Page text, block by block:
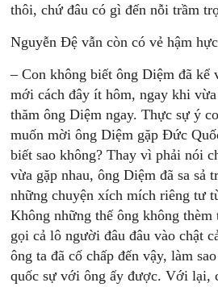
thôi, chứ đâu có gì đến nỗi trầm
Nguyễn Đệ vẫn còn có vẻ hậm
– Con không biết ông Diệm đã kể
mới cách đây ít hôm, ngay khi
thăm ông Diệm ngay. Thực sự ý
muốn mời ông Diệm gặp Đức
biết sao không? Thay vì phải nói
vừa gặp nhau, ông Diệm đã sa sả
những chuyện xích mích riêng tư
Không những thế ông không
gọi cả lô người đâu đâu vào chật
ông ta đã cố chấp đến vậy, làm
quốc sự với ông ấy được. Với lại,